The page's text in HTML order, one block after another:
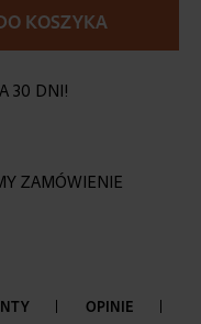
KOSZYKA
30 DNI!
ZAMÓWIENIE
OPINIE